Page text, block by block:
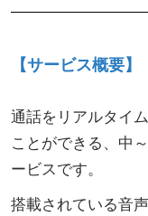
【サービス概要】
通話をリアルタイ
ことができる、中
ービスです。
搭載されている音